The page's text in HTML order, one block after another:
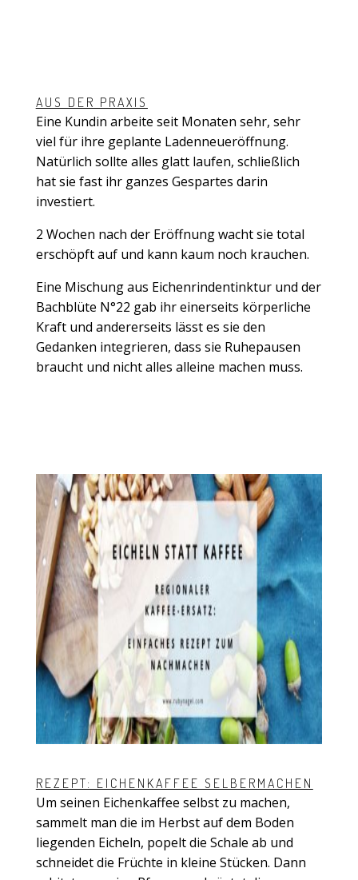
AUS DER PRAXIS
Eine Kundin arbeite seit Monaten sehr, sehr
viel für ihre geplante Ladenneueröffnung.
Natürlich sollte alles glatt laufen, schließlich
hat sie fast ihr ganzes Gespartes darin
investiert.
2 Wochen nach der Eröffnung wacht sie total
erschöpft auf und kann kaum noch krauchen.
Eine Mischung aus Eichenrindentinktur und der
Bachblüte N°22 gab ihr einerseits körperliche
Kraft und andererseits lässt es sie den
Gedanken integrieren, dass sie Ruhepausen
braucht und nicht alles alleine machen muss.
REZEPT: EICHENKAFFEE SELBERMACHEN
Um seinen Eichenkaffee selbst zu machen,
sammelt man die im Herbst auf dem Boden
liegenden Eicheln, popelt die Schale ab und
schneidet die Früchte in kleine Stücken. Dann